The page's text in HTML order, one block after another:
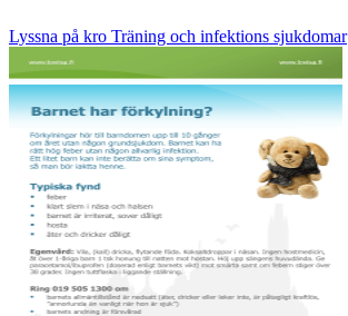
Lyssna på kro Träning och infektions sjukdomar